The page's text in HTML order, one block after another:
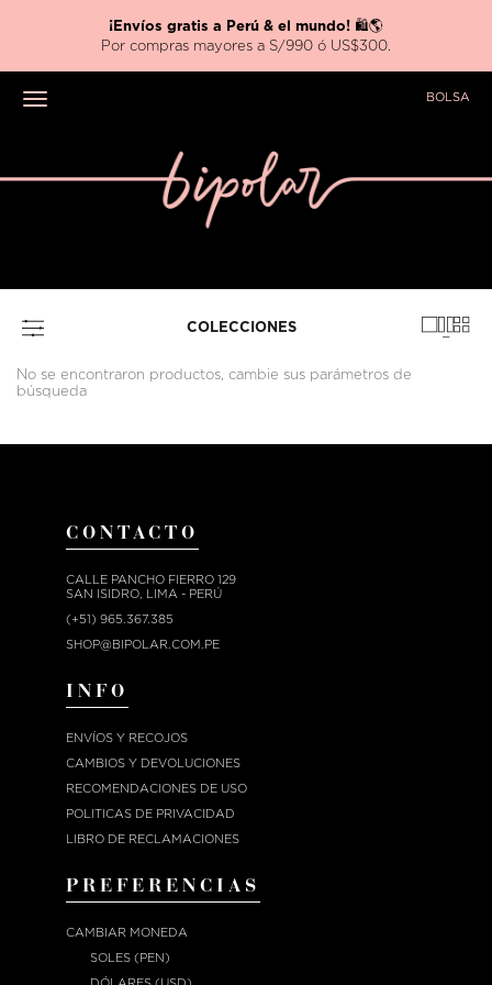
¡Envíos gratis a Perú & el mundo! 🛍️🌎
Por compras mayores a S/990 ó US$300.
Toggle navigation BOLSA
COLECCIONES
No se encontraron productos, cambie sus parámetros de
búsqueda
CONTACTO
CALLE PANCHO FIERRO 129
SAN ISIDRO, LIMA - PERÚ
(+51) 965.367.385
SHOP@BIPOLAR.COM.PE
INFO
ENVÍOS Y RECOJOS
CAMBIOS Y DEVOLUCIONES
RECOMENDACIONES DE USO
POLITICAS DE PRIVACIDAD
LIBRO DE RECLAMACIONES
PREFERENCIAS
CAMBIAR MONEDA
SOLES (PEN)